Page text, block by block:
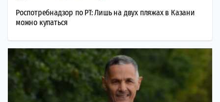
Роспотребнадзор по РТ: Лишь на двух пляжах в Казани
можно купаться